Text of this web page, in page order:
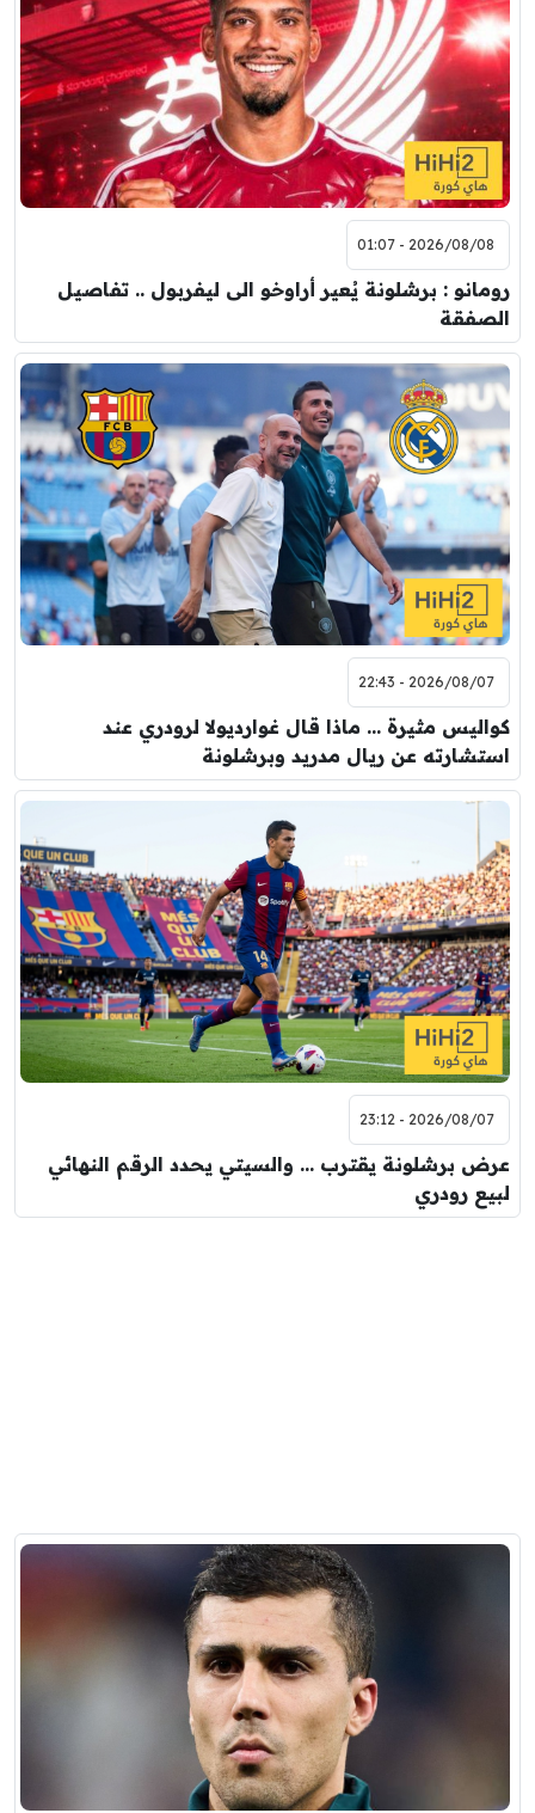
2026/08/08 - 01:07
رومانو : برشلونة يُعير أراوخو الى ليفربول .. تفاصيل
الصفقة
2026/08/07 - 22:43
كواليس مثيرة … ماذا قال غوارديولا لرودري عند
استشارته عن ريال مدريد وبرشلونة
2026/08/07 - 23:12
عرض برشلونة يقترب … والسيتي يحدد الرقم النهائي
لبيع رودري